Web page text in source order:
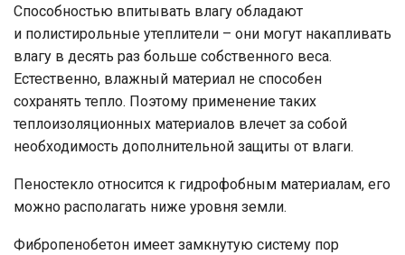
Способностью впитывать влагу обладают
и полистирольные утеплители – они могут накапливать
влагу в десять раз больше собственного веса.
Естественно, влажный материал не способен
сохранять тепло. Поэтому применение таких
теплоизоляционных материалов влечет за собой
необходимость дополнительной защиты от влаги.
Пеностекло относится к гидрофобным материалам, его
можно располагать ниже уровня земли.
Фибропенобетон имеет замкнутую систему пор